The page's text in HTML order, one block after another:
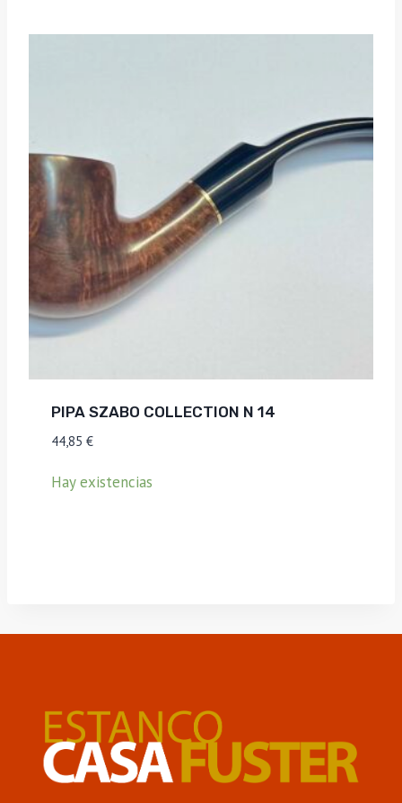
PIPA SZABO COLLECTION N 14
44,85 €
Hay existencias